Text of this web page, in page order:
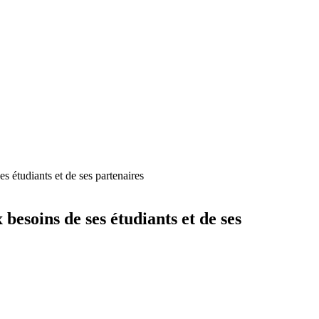
étudiants et de ses partenaires
de ses étudiants et de ses